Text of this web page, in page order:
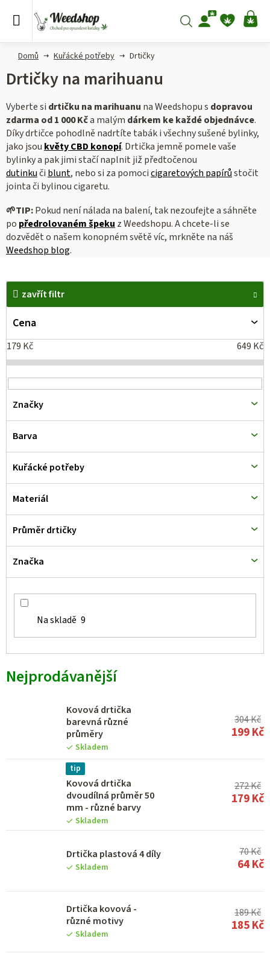
Hledat
Domů Kuřácké potřeby Drtičky
Drtičky na marihuanu
Vyberte si drtičku na marihuanu na Weedshopu s dopravou
zdarma od 1 000 Kča malým dárkem ke každé objednávce.
Díky drtičce pohodlně nadrtíte tabák i všechny sušené bylinky,
jako jsou květy CBD konopí. Drtička jemně pomele vaše
bylinky a pak jimi stačí naplnit již předtočenou
dutinkuči blunt, nebo si za pomocicigaretových papírůstočit
jointa či bylinou cigaretu.
🌱TIP:Pokud není nálada na balení, tak nezoufejte a sáhněte
po předrolovaném špeku z Weedshopu. A chcete-li se
dozvědět o našem konopném světě víc, mrkněte na náš
Weedshop blog.
Nejprodávanější
Kovová drtička
barevná různé
průměry
Skladem
304 Kč
199 Kč
tip
Kovová drtička
dvoudílná průměr 50
mm - různé barvy
Skladem
272 Kč
179 Kč
Drtička plastová 4 díly
Skladem
70 Kč
64 Kč
Drtička kovová -
různé motivy
Skladem
189 Kč
185 Kč
zavřít filtr
Cena
179 Kč 649 Kč
Na skladě 9
Značky
Barva
Kuřácké potřeby
Materiál
Průměr drtičky
Značka
V
p
i
s
p
r
o
d
u
k
t
ů